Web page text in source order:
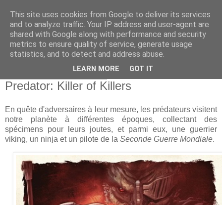
Predator: Killer of Killers
En quête d'adversaires à leur mesure, les prédateurs visitent
notre planète à différentes époques, collectant des
spécimens pour leurs joutes, et parmi eux, une guerrier
viking, un ninja et un pilote de la Seconde Guerre Mondiale.
This site uses cookies from Google to deliver its services
and to analyze traffic. Your IP address and user-agent are
shared with Google along with performance and security
metrics to ensure quality of service, generate usage
statistics, and to detect and address abuse.
LEARN MORE GOT IT